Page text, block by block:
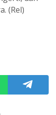
(Rel)